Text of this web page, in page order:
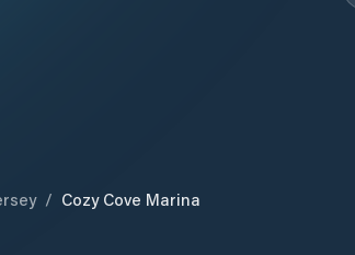
/ Cozy Cove Marina